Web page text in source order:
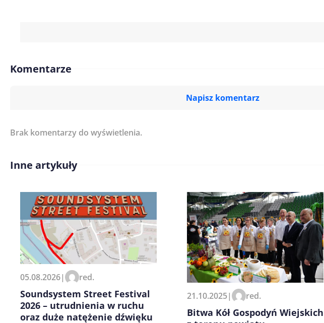
Komentarze
Napisz komentarz
Imię/ Nick*
Zapamiętaj moje dane w tej przeglądarce podczas pisania
kolejnych komentarzy.
Brak komentarzy do wyświetlenia.
Inne artykuły
05.08.2026| red.
Soundsystem Street Festival
2026 – utrudnienia w ruchu
oraz duże natężenie dźwięku
21.10.2025| red.
Bitwa Kół Gospodyń Wiejskich